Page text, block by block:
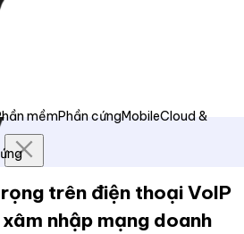
mềmPhần cứngMobileCloud &
trên điện thoại VoIP
nhập mạng doanh